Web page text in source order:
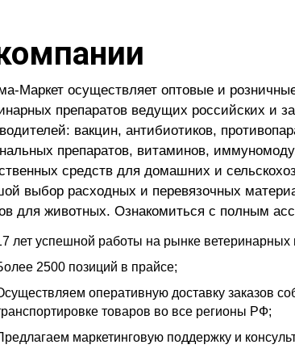
Маркет осуществляет оптовые и
препаратов ведущих российских и
вакцин, антибиотиков,
препаратов, витаминов,
средств для домашних и
выбор расходных и перевязочных
для животных. Ознакомиться с полным
лет успешной работы на рынке
2500 позиций в прайсе;
оперативную доставку заказов
товаров во все регионы РФ;
маркетинговую поддержку и